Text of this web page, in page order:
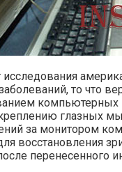
то что
компьютерных
глазных
за монитором
восстановления
перенесенного